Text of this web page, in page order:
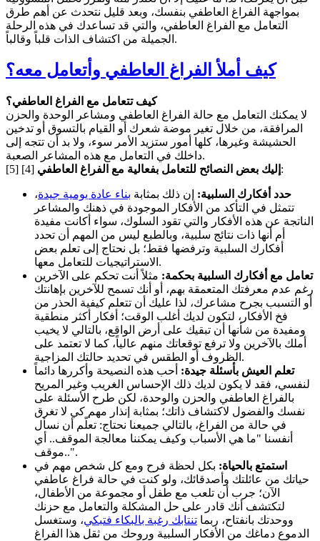
بمواجهة الفراغ العاطفي بنفسك، وبعد قليل نتحدث عن أهم طرق
التعامل مع الفراغ العاطفي، والتي قد تساعدك في هذه الرحلة
الجميلة من اكتشاف الذات قلباً وقالباً.
كيف أملأ الفراغ العاطفي وأتعامل معه؟
كيف تتعامل مع الفراغ العاطفي؟
لا يمكنك التعامل مع حالة الفراغ العاطفي ومشاعر الوحدة والحزن
المرافقة، من خلال تغير موضة شعرك أو القيام بالتسوق أو تدخين
الحشيشة وغيرها، كلها أمور ستزيد الأمر سوء، ولا بد أن تتجه إلى
داخلك في التعامل مع هذه المشاعر الصعبة.
إليك بعض النصائح للتعامل بفعالية مع الفراغ العاطفي [4] [5]:
حدد أفكارك السلبية: إن ذلك بمثابة بناء عادة يومية جيدة،
تتمثل في التأكد من الأفكار الموجودة في ذهنك والمشاعر
الناتجة عن هذه الأفكار والتي تقود السلوك، سواء أكانت مفيدة
أم أنها ذات نتائج سلبية، وبالطبع ليس من المهم أن تحدد
أفكارك السلبية وترفضها فقط؛ بل نحتاج إلى تعلم بعض
الاستراتيجيات للتعامل معها.
تعامل مع أفكارك السلبية بحكمة: مثلاً أنت تحكم على الآخرين
رغم عدم معرفتك المتعمقة بهم، أو أنك تسمح للآخرين بإهانتك
أو التسبب بجرح مشاعرك، لذا عليك أن تتعلم كيفية الحذر من
فخ الأفكار، لتكون لديك أغلب الوقت؛ أفكار أكثر منطقية
ومفيدة من شأنها أن تبقيك على أرض الواقع، بالتالي لا يخيب
أملك بالآخرين ولا ترفع توقعاتك منهم عالياً، كما لا تعتمد على
الظروف أو الطقس في تحديد حالتك المزاجية.
تعلم العيش بأسئلة جيدة: أحب هذه النصيحة وأكررها دائماً
لنفسي، فقد لا يكون لديك ذلك الإحساس الغريب وغير المريح
بالفراغ العاطفي والحزن والوحدة، لكن طرح الأسئلة على
نفسك والفضول لاكتشاف ذاتك؛ بمثابة إنذار مهم كي لا تغرق
في حالة من الفراغ، بالتالي جميعنا نحتاج: تعلّم أن نسأل
أنفسنا "ما هي الأسباب وكيف يمكننا معالجة الموقف.. أي
موقف..".
استمتع بالحياة: بكل لحظة فرح ومع كل شخص مهم في
حياتك من عائلتك وأصدقائك، ولو كنت في حالة فراغ عاطفي
الآن؛ جرب أن تلعب مع طفل أو مجموعة من الأطفال،
لتكتشف أنك قادر على حل المشكلة والتعامل مع حزنك
ووحدتك بانفتاح، ربما تنتابك رغبة بالبكاء فتبكي، وستغسل
الدموع دماغك من الأفكار السلبية وروحك من ثقل هذا الفراغ